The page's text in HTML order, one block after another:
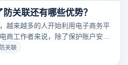
关联还有哪些优势？
越来越多的人开始利用电子商务平
商工作者来说，除了保护账户安全
的关联，以免相关联账号被封。在
器成为了电商从业者的重要工具。
防关联